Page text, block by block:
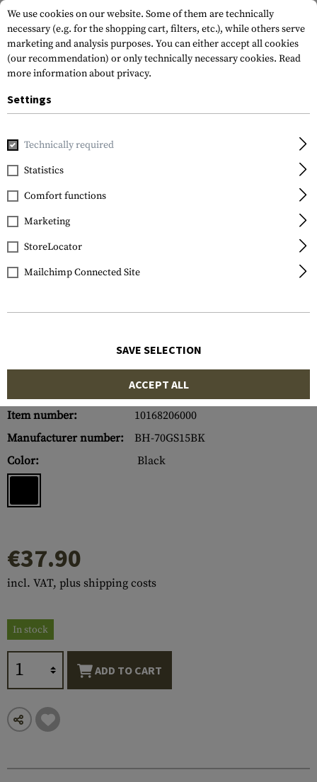
Home Tactical Gear Storm
Blackhawk
Storm Sling QD
Item number:
10168206000
Manufacturer number:
BH-70GS15BK
Color:
Black
€37.90
incl. VAT, plus shipping costs
In stock
ADD TO CART
We use cookies on our website. Some of them are technically
necessary (e.g. for the shopping cart, filters, etc.), while others serve
marketing and analysis purposes. You can either accept all cookies
(our recommendation) or only technically necessary cookies. Read
more information about privacy.
Settings
Technically required
Statistics
Comfort functions
Marketing
StoreLocator
Mailchimp Connected Site
SAVE SELECTION
ACCEPT ALL